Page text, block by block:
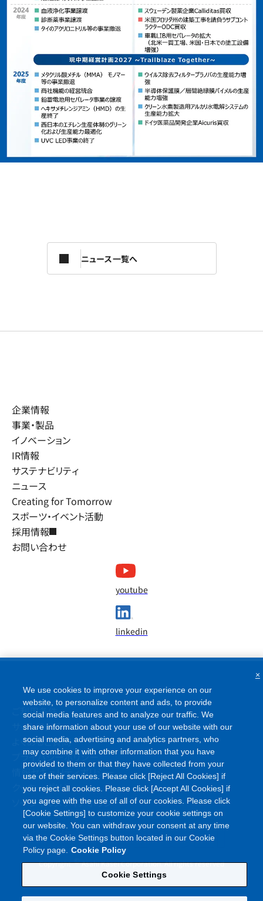
ニュース一覧へ
企業情報
事業・製品
イノベーション
IR情報
サステナビリティ
ニュース
Creating for Tomorrow
スポーツ・イベント活動
採用情報
お問い合わせ
youtube
linkedin
ご利用条件
サイトマップ
よくあるご質問
プライバシーポリシー
情報セキュリティポリシー
クッキーポリシー
ソーシャルメディアポリシー
Copyright©Asahi Kasei Corporation. All rights reserved
We use cookies to improve your experience on our
website, to personalize content and ads, to provide
social media features and to analyze our traffic. We
share information about your use of our website with our
social media, advertising and analytics partners, who
may combine it with other information that you have
provided to them or that they have collected from your
use of their services. Please click [Reject All Cookies] if
you reject all cookies. Please click [Accept All Cookies] if
you agree with the use of all of our cookies. Please click
[Cookie Settings] to customize your cookie settings on
our website. You can withdraw your consent at any time
via the Cookie Settings button located in our Cookie
Policy page. Cookie Policy
Cookie Settings
×